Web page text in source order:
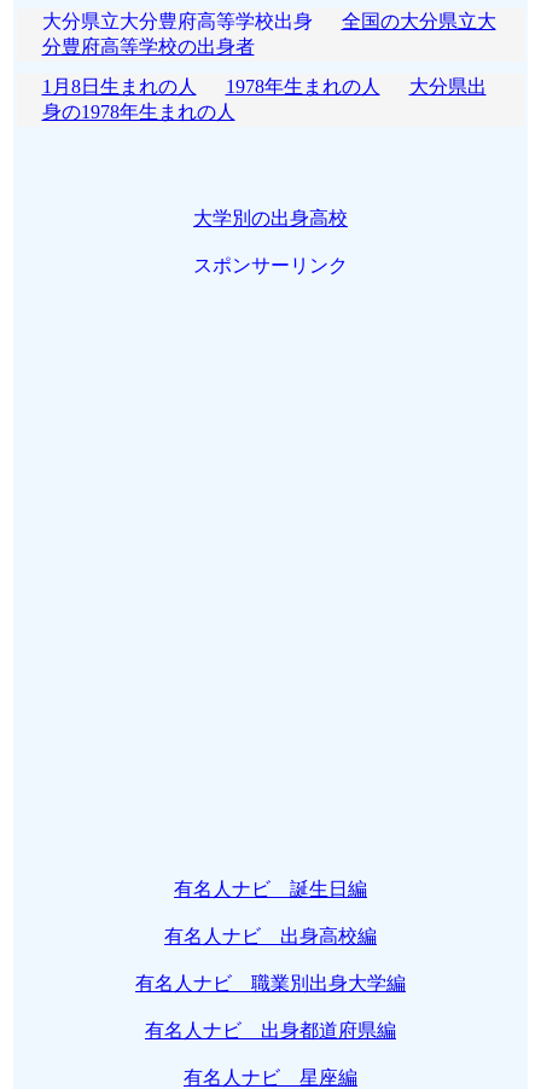
大分県立大分豊府高等学校出身 全国の大分県立大
分豊府高等学校の出身者
1月8日生まれの人
1978年生まれの人
大分県出
身の1978年生まれの人
大学別の出身高校
スポンサーリンク
有名人ナビ 誕生日編
有名人ナビ 出身高校編
有名人ナビ 職業別出身大学編
有名人ナビ 出身都道府県編
有名人ナビ 星座編